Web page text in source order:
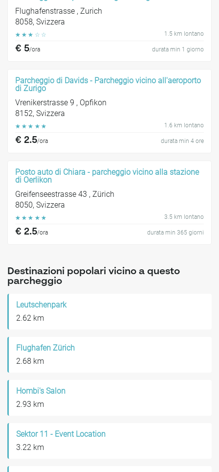
Flughafenstrasse , Zurich
8058, Svizzera
☆ ☆ ☆ ☆ ☆ 1.5 km lontano
€ 5/ora durata min 1 giorno
Parcheggio di Davids - Parcheggio vicino all'aeroporto
di Zurigo
Vrenikerstrasse 9 , Opfikon
8152, Svizzera
☆ ☆ ☆ ☆ ☆ 1.6 km lontano
€ 2.5/ora durata min 4 ore
Posto auto di Chiara - parcheggio vicino alla stazione
di Oerlikon
Greifenseestrasse 43 , Zürich
8050, Svizzera
☆ ☆ ☆ ☆ ☆ 3.5 km lontano
€ 2.5/ora durata min 365 giorni
Destinazioni popolari vicino a questo
parcheggio
Leutschenpark
2.62 km
Flughafen Zürich
2.68 km
Hombi's Salon
2.93 km
Sektor 11 - Event Location
3.22 km